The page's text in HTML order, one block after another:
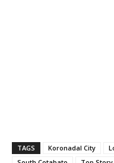
TAGS Koronadal City